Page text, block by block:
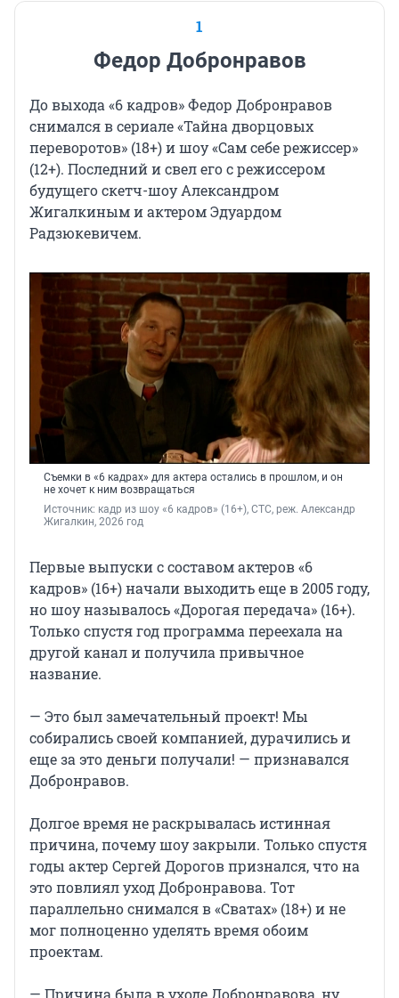
1
Федор Добронравов
До выхода «6 кадров» Федор Добронравов
снимался в сериале «Тайна дворцовых
переворотов» (18+) и шоу «Сам себе режиссер»
(12+). Последний и свел его с режиссером
будущего скетч-шоу Александром
Жигалкиным и актером Эдуардом
Радзюкевичем.
Съемки в «6 кадрах» для актера остались в прошлом, и он
не хочет к ним возвращаться
Источник: кадр из шоу «6 кадров» (16+), СТС, реж. Александр
Жигалкин, 2026 год
Первые выпуски с составом актеров «6
кадров» (16+) начали выходить еще в 2005 году,
но шоу называлось «Дорогая передача» (16+).
Только спустя год программа переехала на
другой канал и получила привычное
название.
— Это был замечательный проект! Мы
собирались своей компанией, дурачились и
еще за это деньги получали! — признавался
Добронравов.
Долгое время не раскрывалась истинная
причина, почему шоу закрыли. Только спустя
годы актер Сергей Дорогов признался, что на
это повлиял уход Добронравова. Тот
параллельно снимался в «Сватах» (18+) и не
мог полноценно уделять время обоим
проектам.
— Причина была в уходе Добронравова, ну